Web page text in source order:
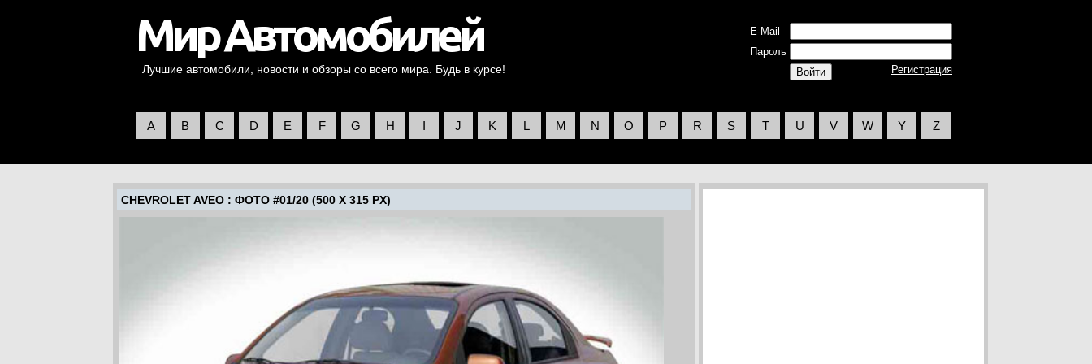
Лучшие автомобили, новости и обзоры со всего мира. Будь в курсе!
E-Mail
Пароль
Регистрация
A B C D E F G H I J K L M N O P R S T U V W Y Z
CHEVROLET AVEO: ФОТО #01/20 (500 X 315 PX)